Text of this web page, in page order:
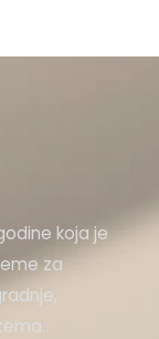
koja je
za